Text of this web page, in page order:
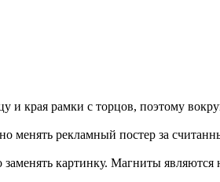
и края рамки с торцов, поэтому
рекламный постер за
картинку. Магниты